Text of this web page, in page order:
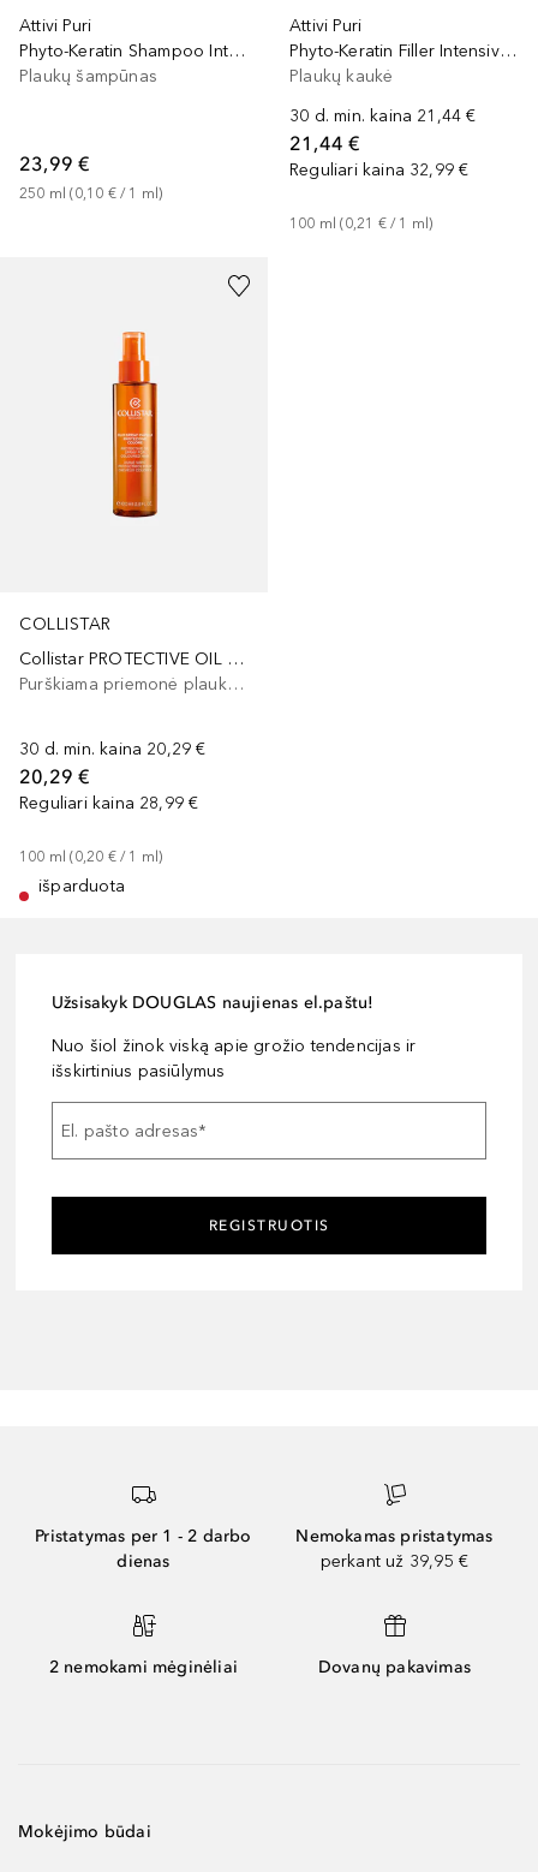
Attivi Puri
Phyto-Keratin Shampoo Intensive Restructuring
Plaukų šampūnas
23,99 €
250 ml (0,10 € / 1 ml)
Attivi Puri
Phyto-Keratin Filler Intensive Restructuring
Plaukų kaukė
30 d. min. kaina 21,44 €
21,44 €
Reguliari kaina 32,99 €
100 ml (0,21 € / 1 ml)
COLLISTAR
Collistar PROTECTIVE OIL SPRAY FOR COLOURED HAIR
Purškiama priemonė plaukams nuo/po saulės
30 d. min. kaina 20,29 €
20,29 €
Reguliari kaina 28,99 €
100 ml (0,20 € / 1 ml)
išparduota
Užsisakyk DOUGLAS naujienas el.paštu!
Nuo šiol žinok viską apie grožio tendencijas ir
išskirtinius pasiūlymus
El. pašto adresas*
REGISTRUOTIS
Pristatymas per 1 - 2 darbo
dienas
Nemokamas pristatymas
perkant už 39,95 €
2 nemokami mėginėliai Dovanų pakavimas
Mokėjimo būdai